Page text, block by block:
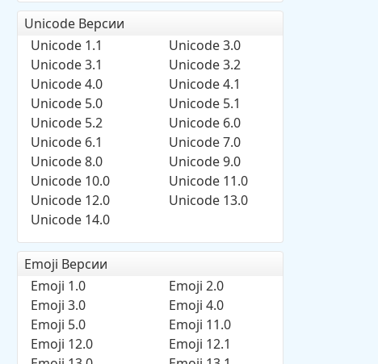
Unicode Версии
Unicode 1.1
Unicode 3.0
Unicode 3.1
Unicode 3.2
Unicode 4.0
Unicode 4.1
Unicode 5.0
Unicode 5.1
Unicode 5.2
Unicode 6.0
Unicode 6.1
Unicode 7.0
Unicode 8.0
Unicode 9.0
Unicode 10.0
Unicode 11.0
Unicode 12.0
Unicode 13.0
Unicode 14.0
Emoji Версии
Emoji 1.0
Emoji 2.0
Emoji 3.0
Emoji 4.0
Emoji 5.0
Emoji 11.0
Emoji 12.0
Emoji 12.1